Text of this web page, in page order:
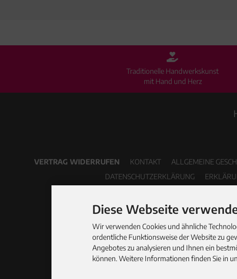
Traditionelle Handwerkskunst
mit Hand und Herz
VERTRAG WIDERRUFEN KONTAKT ALLGEMEINE
DATENSCHUTZERKLÄRUNG
Diese Webseite
Wir verwenden Cookies und ähnliche
ordentliche Funktionsweise der Website zu
Angebotes zu analysieren und Ihnen ein
können. Weitere Informationen finden Sie in